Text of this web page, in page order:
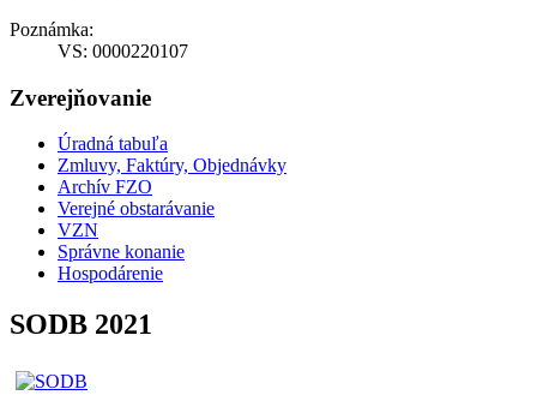
Poznámka:
VS: 0000220107
Zverejňovanie
Úradná tabuľa
Zmluvy, Faktúry, Objednávky
Archív FZO
Verejné obstarávanie
VZN
Správne konanie
Hospodárenie
SODB 2021